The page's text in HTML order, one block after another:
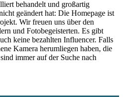
behandelt und großartig
geändert hat: Die Homepage ist
Wir freuen uns über den
und Fotobegeisterten. Es gibt
keine bezahlten Influencer. Falls
Kamera herumliegen haben, die
immer auf der Suche nach